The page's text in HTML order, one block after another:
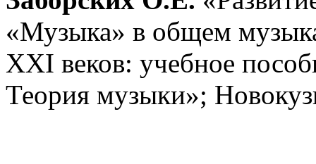
«Музыка» в общем
ХХI веков: учебное
Теория музыки»;